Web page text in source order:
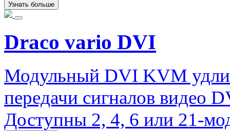
Узнать больше
Draco vario DVI
Модульный DVI KVM
передачи сигналов видео
Доступны 2, 4, 6 или 21-